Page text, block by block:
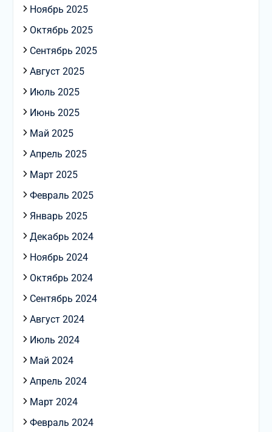
Ноябрь 2025
Октябрь 2025
Сентябрь 2025
Август 2025
Июль 2025
Июнь 2025
Май 2025
Апрель 2025
Март 2025
Февраль 2025
Январь 2025
Декабрь 2024
Ноябрь 2024
Октябрь 2024
Сентябрь 2024
Август 2024
Июль 2024
Май 2024
Апрель 2024
Март 2024
Февраль 2024